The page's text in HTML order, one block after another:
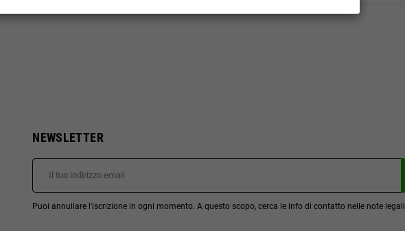
NEWSLETTER
Puoi annullare l'iscrizione in ogni momento. A questo scopo, cerca le info di contatto nelle note legali.